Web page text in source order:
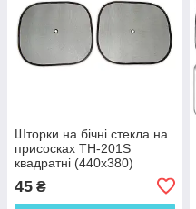
Шторки на бічні стекла на
присосках TH-201S
квадратні (440x380)
45 ₴